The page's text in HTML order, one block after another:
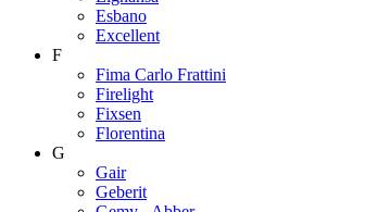
Esbano
Excellent
F
Fima Carlo Frattini
Firelight
Fixsen
Florentina
G
Gair
Geberit